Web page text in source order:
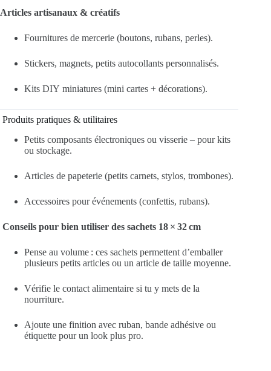
Articles artisanaux & créatifs
Fournitures de mercerie (boutons, rubans, perles).
Stickers, magnets, petits autocollants personnalisés.
Kits DIY miniatures (mini cartes + décorations).
Produits pratiques & utilitaires
Petits composants électroniques ou visserie – pour kits
ou stockage.
Articles de papeterie (petits carnets, stylos, trombones).
Accessoires pour événements (confettis, rubans).
Conseils pour bien utiliser des sachets 18 × 32 cm
Pense au volume : ces sachets permettent d’emballer
plusieurs petits articles ou un article de taille moyenne.
Vérifie le contact alimentaire si tu y mets de la
nourriture.
Ajoute une finition avec ruban, bande adhésive ou
étiquette pour un look plus pro.